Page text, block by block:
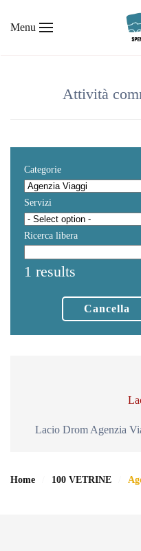
Menu
Attività
Categorie
Servizi
Ricerca libera
1 results
Cancella
Lacio Drom Agenzia
Home 100 VETRINE